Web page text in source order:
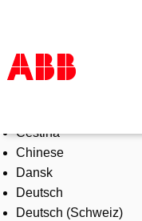
Products & Solutions
Industries
Services
About us
Where to buy
Čeština
Chinese
Dansk
Deutsch
Deutsch (Schweiz)